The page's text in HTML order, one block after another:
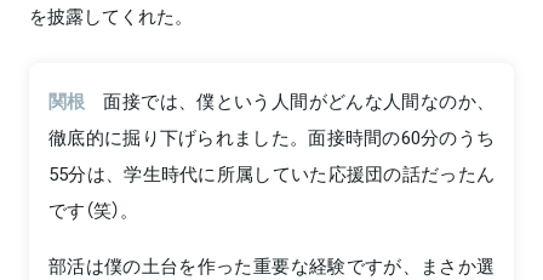
を披露してくれた。
関根
面接では、僕という人間がどんな人間なのか、
徹底的に掘り下げられました。面接時間の60分のうち
55分は、学生時代に所属していた応援団の話だったん
です（笑）。
部活は僕の土台を作った重要な経験ですが、まさか選